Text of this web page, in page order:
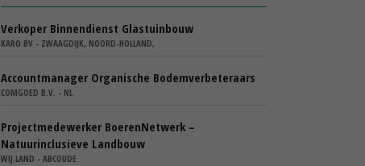
Verkoper Binnendienst Glastuinbouw
KARO BV - ZWAAGDIJK, NOORD-HOLLAND,
Accountmanager Organische Bodemverbeteraars
COMGOED B.V. - NL
Projectmedewerker BoerenNetwerk –
Natuurinclusieve Landbouw
WIJ.LAND - ABCOUDE